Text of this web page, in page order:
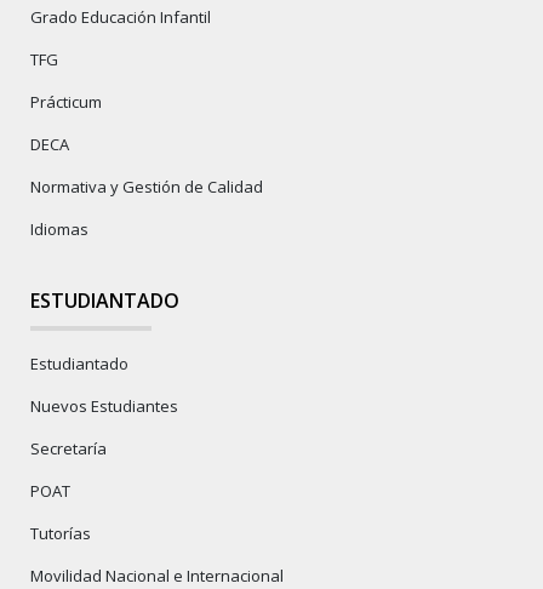
Grado Educación Infantil
TFG
Prácticum
DECA
Normativa y Gestión de Calidad
Idiomas
ESTUDIANTADO
Estudiantado
Nuevos Estudiantes
Secretaría
POAT
Tutorías
Movilidad Nacional e Internacional